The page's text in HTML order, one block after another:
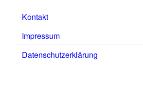
Kontakt
Impressum
Datenschutzerklärung